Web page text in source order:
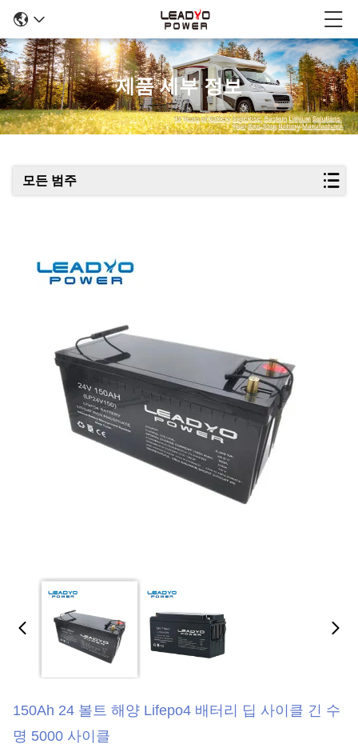
제품 세부 정보
모든 범주
150Ah 24 볼트 해양 Lifepo4 배터리 딥 사이클 긴 수
명 5000 사이클